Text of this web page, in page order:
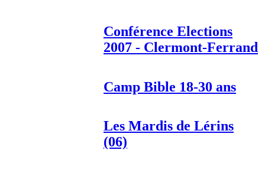
Conférence Elections
2007 - Clermont-Ferrand
Camp Bible 18-30 ans
Les Mardis de Lérins
(06)